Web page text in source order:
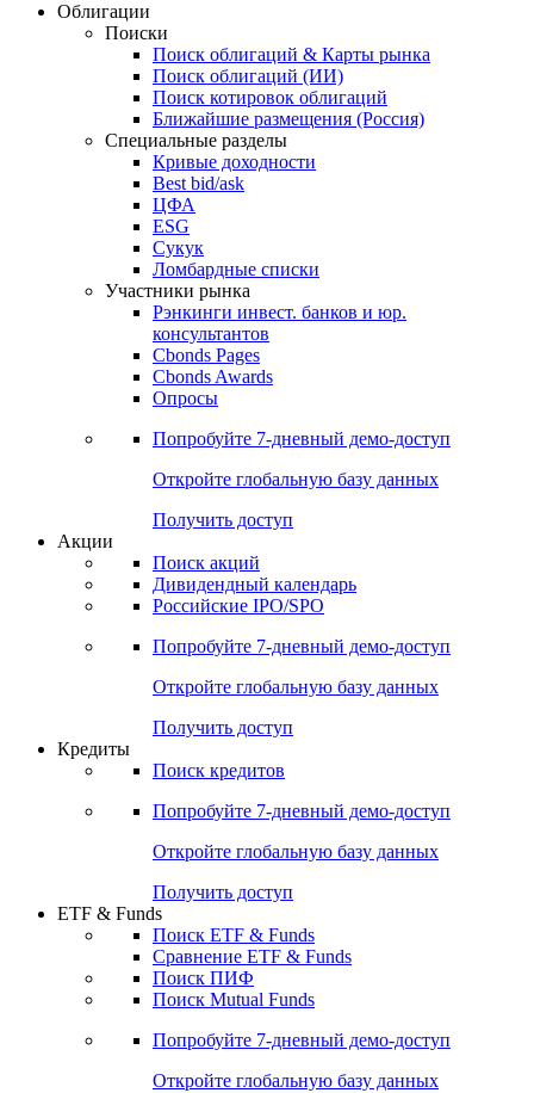
Облигации
Поиски
Поиск облигаций & Карты рынка
Поиск облигаций (ИИ)
Поиск котировок облигаций
Ближайшие размещения (Россия)
Специальные разделы
Кривые доходности
Best bid/ask
ЦФА
ESG
Сукук
Ломбардные списки
Участники рынка
Рэнкинги инвест. банков и юр.
консультантов
Cbonds Pages
Cbonds Awards
Опросы
Попробуйте 7-дневный демо-доступ
Откройте глобальную базу данных
Получить доступ
Акции
Поиск акций
Дивидендный календарь
Российские IPO/SPO
Попробуйте 7-дневный демо-доступ
Откройте глобальную базу данных
Получить доступ
Кредиты
Поиск кредитов
Попробуйте 7-дневный демо-доступ
Откройте глобальную базу данных
Получить доступ
ETF & Funds
Поиск ETF & Funds
Сравнение ETF & Funds
Поиск ПИФ
Поиск Mutual Funds
Попробуйте 7-дневный демо-доступ
Откройте глобальную базу данных